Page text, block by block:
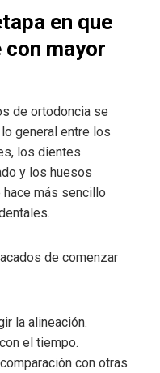
en que
mayor
de ortodoncia se
general entre los
los dientes
y los huesos
hace más sencillo
de comenzar
la alineación.
el tiempo.
con otras